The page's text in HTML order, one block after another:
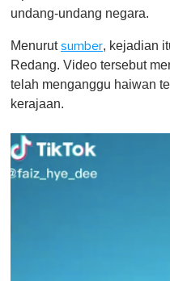
undang-undang negara.
Menurutsumber, kejadian
Redang. Video tersebut
telah menganggu haiwan
kerajaan.